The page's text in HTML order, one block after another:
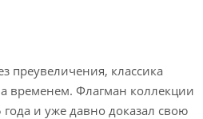
преувеличения, классика
временем. Флагман коллекции
года и уже давно доказал свою